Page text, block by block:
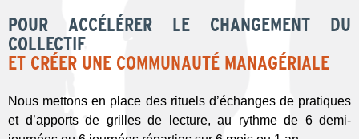
POUR ACCÉLÉRER LE CHANGEMENT DU
COLLECTIF
ET CRÉER UNE COMMUNAUTÉ MANAGÉRIALE
Nous mettons en place des rituels d’échanges de pratiques
et d’apports de grilles de lecture, au rythme de 6 demi-